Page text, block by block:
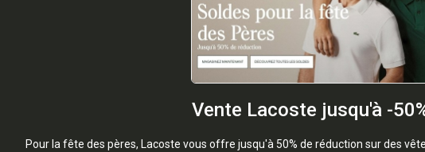
Vente Lacoste jusqu'à -
Pour la fête des pères, Lacoste vous offre jusqu'à 50% de réduction sur des